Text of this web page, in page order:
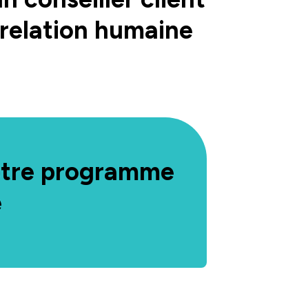
humaine
programme